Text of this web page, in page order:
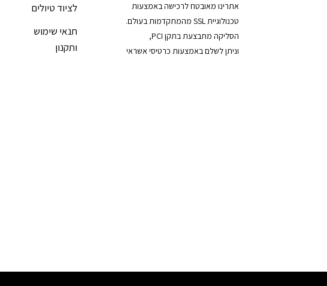
אתרינו מאובטח לרכישה באמצעות
טכנולוגיית SSL מהמתקדמות בעולם.
הסליקה מתבצעת בתקן PCI,
וניתן לשלם באמצעות כרטיסי אשראי
לציוד טיולים
תנאי שימוש
ותקנון